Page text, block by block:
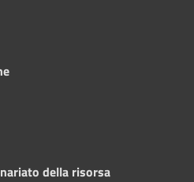
della risorsa